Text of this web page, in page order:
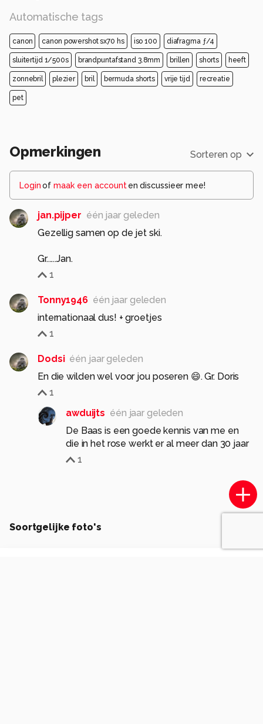
Automatische tags
canon canon powershot sx70 hs iso 100 diafragma ƒ/4
sluitertijd 1/500s brandpuntafstand 3.8mm brillen shorts heeft
zonnebril plezier bril bermuda shorts vrije tijd recreatie
pet
Opmerkingen Sorteren op
Loginof maak een account en discussieer mee!
jan.pijper één jaar geleden
Gezellig samen op de jet ski.
Gr......Jan.
1
Tonny1946 één jaar geleden
internationaal dus! + groetjes
1
Dodsi één jaar geleden
En die wilden wel voor jou poseren 😄. Gr. Doris
1
awduijts één jaar geleden
De Baas is een goede kennis van me en
die in het rose werkt er al meer dan 30 jaar
1
Soortgelijke foto's